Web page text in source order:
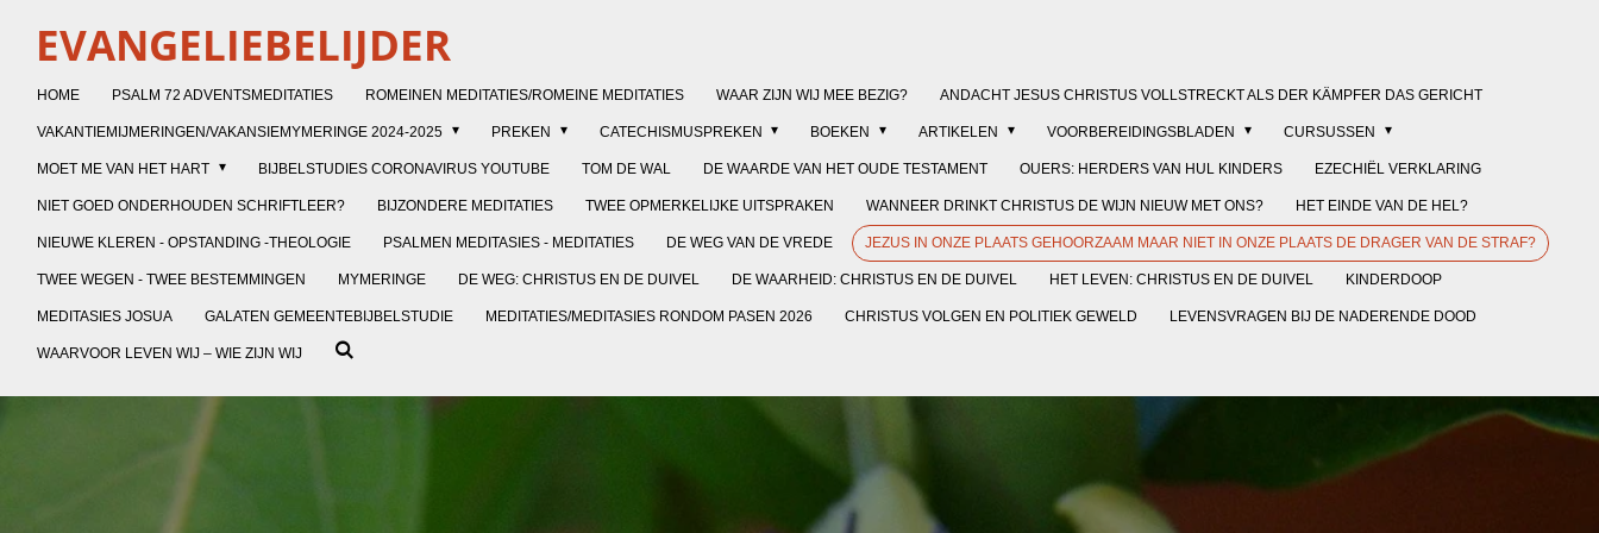
direct
naar
hoofdinhoud
EVANGELIEBELIJDER
HOME PSALM 72 ADVENTSMEDITATIES ROMEINEN MEDITATIES/ROMEINE MEDITATIES WAAR ZIJN WIJ MEE BEZIG? ANDACHT JESUS CHRISTUS VOLLSTRECKT ALS DER KÄMPFER DAS GERICHT
VAKANTIEMIJMERINGEN/VAKANSIEMYMERINGE 2024-2025 PREKEN CATECHISMUSPREKEN BOEKEN ARTIKELEN VOORBEREIDINGSBLADEN CURSUSSEN
MOET ME VAN HET HART BIJBELSTUDIES CORONAVIRUS YOUTUBE TOM DE WAL DE WAARDE VAN HET OUDE TESTAMENT OUERS: HERDERS VAN HUL KINDERS EZECHIËL VERKLARING
NIET GOED ONDERHOUDEN SCHRIFTLEER? BIJZONDERE MEDITATIES TWEE OPMERKELIJKE UITSPRAKEN WANNEER DRINKT CHRISTUS DE WIJN NIEUW MET ONS? HET EINDE VAN DE HEL?
NIEUWE KLEREN - OPSTANDING -THEOLOGIE PSALMEN MEDITASIES - MEDITATIES DE WEG VAN DE VREDE JEZUS IN ONZE PLAATS GEHOORZAAM MAAR NIET IN ONZE PLAATS DE DRAGER VAN DE STRAF?
TWEE WEGEN - TWEE BESTEMMINGEN MYMERINGE DE WEG: CHRISTUS EN DE DUIVEL DE WAARHEID: CHRISTUS EN DE DUIVEL HET LEVEN: CHRISTUS EN DE DUIVEL KINDERDOOP
MEDITASIES JOSUA GALATEN GEMEENTEBIJBELSTUDIE MEDITATIES/MEDITASIES RONDOM PASEN 2026 CHRISTUS VOLGEN EN POLITIEK GEWELD LEVENSVRAGEN BIJ DE NADERENDE DOOD
WAARVOOR LEVEN WIJ – WIE ZIJN WIJ